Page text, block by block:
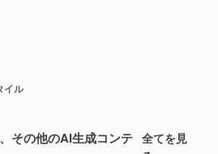
イル
その他のAI生成コンテ 全てを見